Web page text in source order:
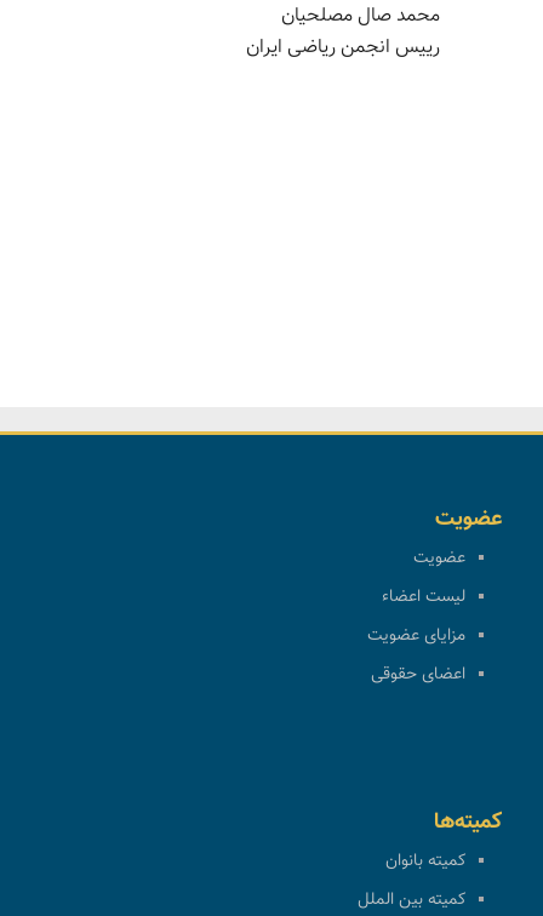
محمد صال مصلحیان
رییس انجمن ریاضی ایران
عضویت
عضویت
لیست اعضاء
مزایای عضویت
اعضای حقوقی
کمیته‌ها
کمیته بانوان
کمیته بین الملل